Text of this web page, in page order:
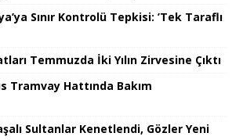
Sınır Kontrolü Tepkisi: ’Tek Taraflı
Temmuzda İki Yılın Zirvesine Çıktı
Tramvay Hattında Bakım
Sultanlar Kenetlendi, Gözler Yeni